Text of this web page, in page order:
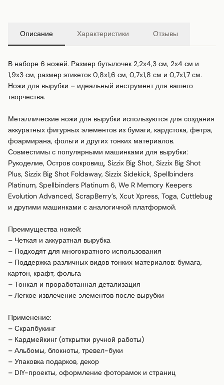
Описание Характеристики Отзывы
В наборе 6 ножей. Размер бутылочек 2,2х4,3 см, 2х4 см и
1,9х3 см, размер этикеток 0,8х1,6 см, 0,7х1,8 см и 0,7х1,7 см.
Ножи для вырубки – идеальный инструмент для вашего
творчества.
Металлические ножи для вырубки используются для создания
аккуратных фигурных элементов из бумаги, кардстока, фетра,
фоармирана, фольги и других тонких материалов.
Совместимы с популярными машинками для вырубки:
Рукоделие, Остров сокровищ, Sizzix Big Shot, Sizzix Big Shot
Plus, Sizzix Big Shot Foldaway, Sizzix Sidekick, Spellbinders
Platinum, Spellbinders Platinum 6, We R Memory Keepers
Evolution Advanced, ScrapBerry’s, Xcut Xpress, Toga, Cuttlebug
и другими машинками с аналогичной платформой.
Преимущества ножей:
– Четкая и аккуратная вырубка
– Подходят для многократного использования
– Поддержка различных видов тонких материалов: бумага,
картон, крафт, фольга
– Тонкая и проработанная детализация
– Легкое извлечение элементов после вырубки
Применение:
– Скрапбукинг
– Кардмейкинг (открытки ручной работы)
– Альбомы, блокноты, тревел-буки
– Упаковка подарков, декор
– DIY-проекты, оформление фоторамок и страниц